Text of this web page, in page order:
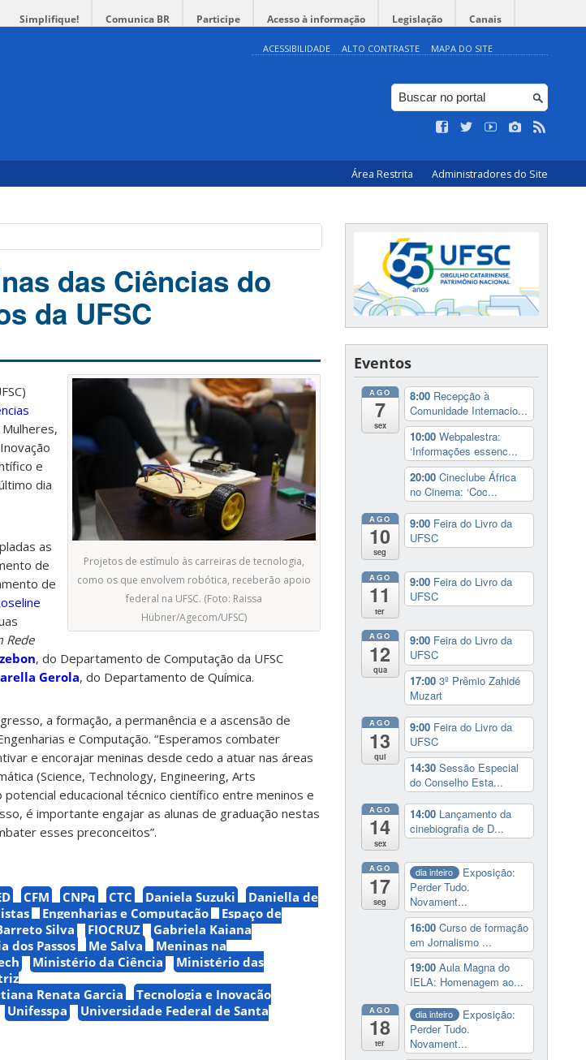
Simplifique! Comunica BR Participe Acesso à informação Legislação Canais
ACESSIBILIDADE ALTO CONTRASTE MAPA DO SITE
Área Restrita Administradores do Site
das Ciências do
da UFSC
Projetos de estímulo às carreiras de tecnologia,
como os que envolvem robótica, receberão apoio
federal na UFSC. (Foto: Raissa
Hübner/Agecom/UFSC)
e
dia
as
de
de
Rede
, do Departamento de Computação da UFSC
Gerola, do Departamento de Química.
a formação, a permanência e a ascensão de
e Computação. “Esperamos combater
e encorajar meninas desde cedo a atuar nas áreas
(Science, Technology, Engineering, Arts
educacional técnico científico entre meninos e
é importante engajar as alunas de graduação nestas
esses preconceitos”.
CFM CNPq CTC Daniela Suzuki
Daniella de
Engenharias e Computação
Espaço de
Silva FIOCRUZ
Gabriela Kaiana
dos Passos Me Salva
Meninas na
Ministério da Ciência
Ministério das
Renata Garcia
Tecnologia e Inovação
Unifesspa
Universidade Federal de Santa
Eventos
AGO
7
sex
8:00 Recepção à
Comunidade Internacio...
10:00 Webpalestra:
‘Informações essenc...
20:00 Cineclube África
no Cinema: ‘Coc...
AGO
10
seg
9:00 Feira do Livro da
UFSC
AGO
11
ter
9:00 Feira do Livro da
UFSC
AGO
12
qua
9:00 Feira do Livro da
UFSC
17:00 3º Prêmio Zahidé
Muzart
AGO
13
qui
9:00 Feira do Livro da
UFSC
14:30 Sessão Especial
do Conselho Esta...
AGO
14
sex
14:00 Lançamento da
cinebiografia de D...
AGO
17
seg
dia inteiro
Exposição:
Perder Tudo.
Novament...
16:00 Curso de formação
em Jornalismo ...
19:00 Aula Magna do
IELA: Homenagem ao...
AGO
18
ter
dia inteiro
Exposição:
Perder Tudo.
Novament...